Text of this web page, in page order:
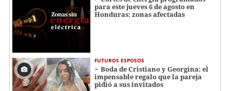
para este jueves 6 de agosto en
Honduras: zonas afectadas
FUTUROS ESPOSOS
Boda de Cristiano y Georgina: el
impensable regalo que la pareja
pidió a sus invitados